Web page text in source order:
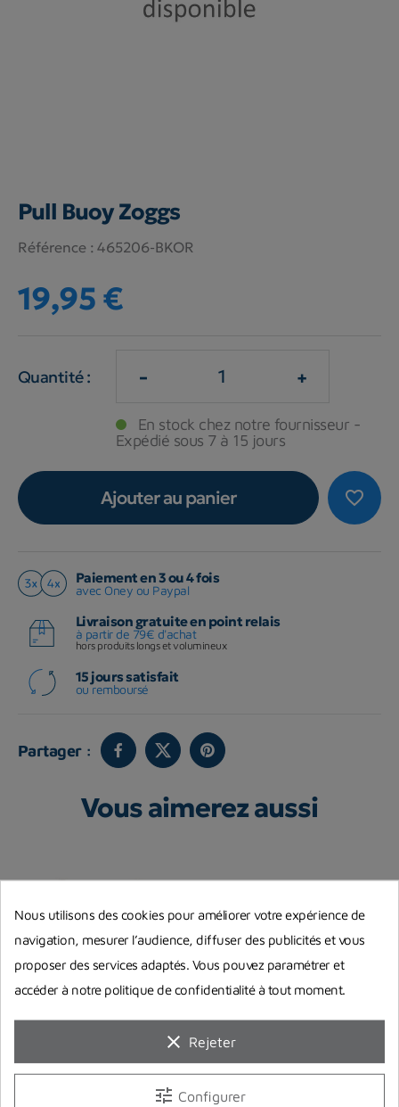
Pull Buoy Zoggs
Référence : 465206-BKOR
19,95 €
Quantité : - +
En stock chez notre fournisseur -
Expédié sous 7 à 15 jours
favorite_border
Ajouter au panier
Paiement en 3 ou 4 fois
avec Oney ou Paypal
Livraison gratuite en point relais
à partir de 79€ d'achat
hors produits longs et volumineux
15 jours satisfait
ou remboursé
Partager :
Vous aimerez aussi
Pulling System Classic
Bouée longue Beuchat
Nous utilisons des cookies pour améliorer votre expérience de
navigation, mesurer l’audience, diffuser des publicités et vous
proposer des services adaptés. Vous pouvez paramétrer et
accéder à notre politique de confidentialité à tout moment.
clear Rejeter
tune Configurer